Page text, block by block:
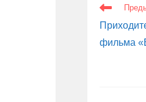
ЕЩЕ
СТАТЬИ
фильма